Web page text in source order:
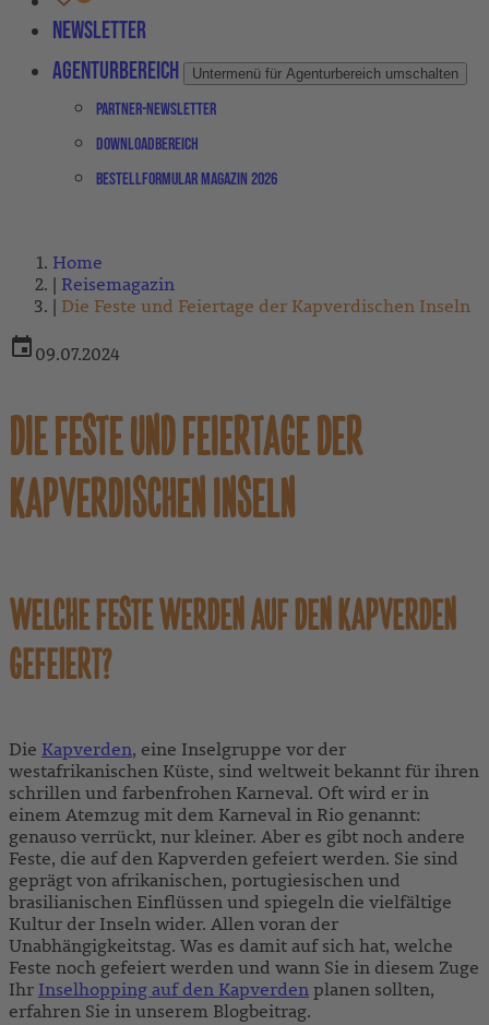
Newsletter
Agenturbereich
Untermenü für Agenturbereich umschalten
Partner-Newsletter
Downloadbereich
Bestellformular Magazin 2026
Home
Reisemagazin
Die Feste und Feiertage der Kapverdischen Inseln
09.07.2024
DIE FESTE UND FEIERTAGE DER
KAPVERDISCHEN INSELN
WELCHE FESTE WERDEN AUF DEN KAPVERDEN
GEFEIERT?
Die Kapverden, eine Inselgruppe vor der
westafrikanischen Küste, sind weltweit bekannt für ihren
schrillen und farbenfrohen Karneval. Oft wird er in
einem Atemzug mit dem Karneval in Rio genannt:
genauso verrückt, nur kleiner. Aber es gibt noch andere
Feste, die auf den Kapverden gefeiert werden. Sie sind
geprägt von afrikanischen, portugiesischen und
brasilianischen Einflüssen und spiegeln die vielfältige
Kultur der Inseln wider. Allen voran der
Unabhängigkeitstag. Was es damit auf sich hat, welche
Feste noch gefeiert werden und wann Sie in diesem Zuge
Ihr Inselhopping auf den Kapverdenplanen sollten,
erfahren Sie in unserem Blogbeitrag.